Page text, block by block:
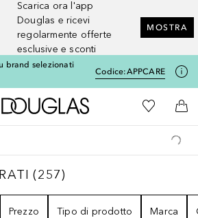
Scarica ora l'app
Douglas e ricevi
regolarmente offerte
esclusive e sconti
MOSTRA
brand selezionati
Codice:APPCARE
A Douglas HomeAlla Mia
Al
257
(257)
Prezzo Tipo di prodotto Marca